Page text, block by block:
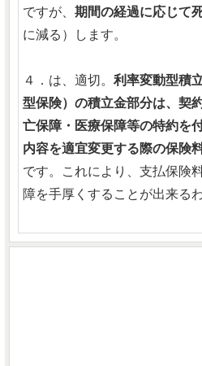
ですが、 期間の経過に応じて
に減る）します。
４．は、適切。 利率変動型積
型保険）の積立金部分は、契
亡保障・医療保障等の特約を
内容を適宜変更する際の保険
です。これにより、支払保険
障を手厚くすることが出来る